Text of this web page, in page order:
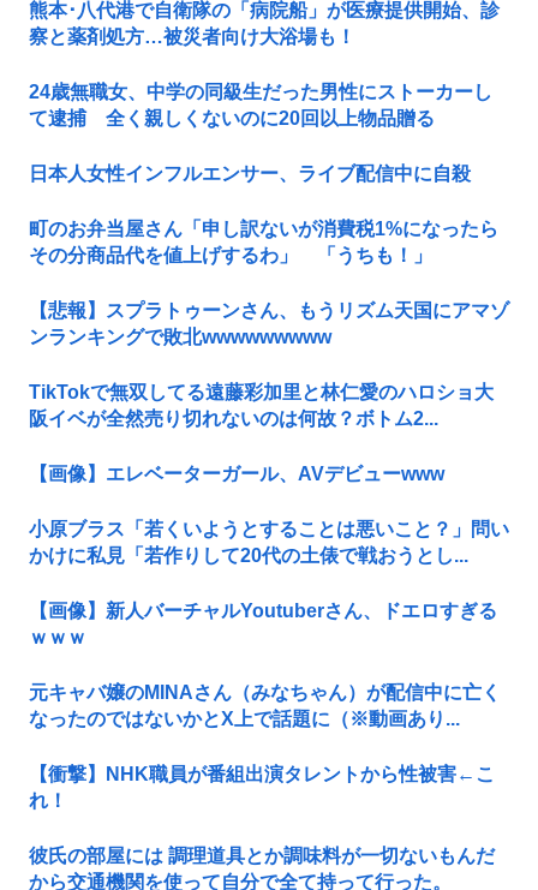
熊本･八代港で自衛隊の「病院船」が医療提供開始、診
察と薬剤処方…被災者向け大浴場も！
24歳無職女、中学の同級生だった男性にストーカーし
て逮捕 全く親しくないのに20回以上物品贈る
日本人女性インフルエンサー、ライブ配信中に自殺
町のお弁当屋さん「申し訳ないが消費税1%になったら
その分商品代を値上げするわ」 「うちも！」
【悲報】スプラトゥーンさん、もうリズム天国にアマゾ
ンランキングで敗北wwwwwwwww
TikTokで無双してる遠藤彩加里と林仁愛のハロショ大
阪イベが全然売り切れないのは何故？ボトム2...
【画像】エレベーターガール、AVデビューwww
小原ブラス「若くいようとすることは悪いこと？」問い
かけに私見「若作りして20代の土俵で戦おうとし...
【画像】新人バーチャルYoutuberさん、ドエロすぎる
ｗｗｗ
元キャバ嬢のMINAさん（みなちゃん）が配信中に亡く
なったのではないかとX上で話題に（※動画あり...
【衝撃】NHK職員が番組出演タレントから性被害←こ
れ！
彼氏の部屋には 調理道具とか調味料が一切ないもんだ
から交通機関を使って自分で全て持って行った。